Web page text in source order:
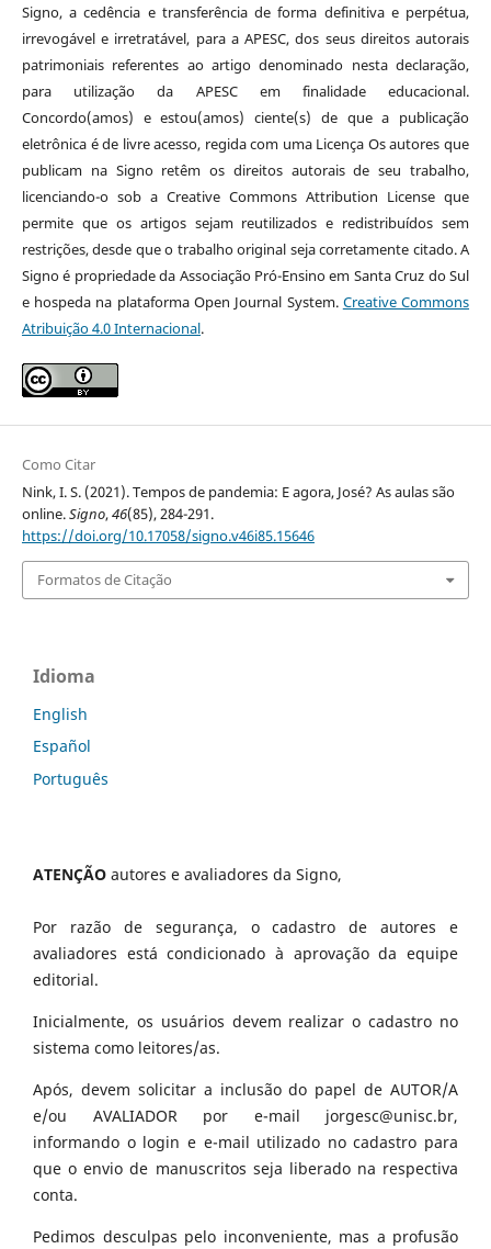
Signo, a cedência e transferência de forma definitiva e perpétua,
irrevogável e irretratável, para a APESC, dos seus direitos autorais
patrimoniais referentes ao artigo denominado nesta declaração,
para utilização da APESC em finalidade educacional.
Concordo(amos) e estou(amos) ciente(s) de que a publicação
eletrônica é de livre acesso, regida com uma Licença Os autores que
publicam na Signo retêm os direitos autorais de seu trabalho,
licenciando-o sob a Creative Commons Attribution License que
permite que os artigos sejam reutilizados e redistribuídos sem
restrições, desde que o trabalho original seja corretamente citado. A
Signo é propriedade da Associação Pró-Ensino em Santa Cruz do Sul
e hospeda na plataforma Open Journal System. Creative Commons
Atribuição 4.0 Internacional.
Como Citar
Nink, I. S. (2021). Tempos de pandemia: E agora, José? As aulas são
online.Signo,46(85), 284-291.
https://doi.org/10.17058/signo.v46i85.15646
Formatos de Citação
Idioma
English
Español
Português
ATENÇÃO autores e avaliadores da Signo,
Por razão de segurança, o cadastro de autores e
avaliadores está condicionado à aprovação da equipe
editorial.
Inicialmente, os usuários devem realizar o cadastro no
sistema como leitores/as.
Após, devem solicitar a inclusão do papel de AUTOR/A
e/ou AVALIADOR por e-mail jorgesc@unisc.br,
informando o login e e-mail utilizado no cadastro para
que o envio de manuscritos seja liberado na respectiva
conta.
Pedimos desculpas pelo inconveniente, mas a profusão